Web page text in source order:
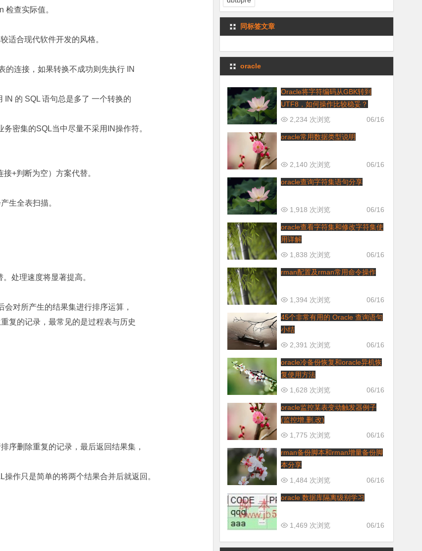
检查实际值。
适合现代软件开发的风格。
的连接，如果转换不成功则先执行 IN
的 SQL 语句总是多了 一个转换的
密集的SQL当中尽量不采用IN操作符。
+判断为空）方案代替。
生全表扫描。
处理速度将显著提高。
对所产生的结果集进行排序运算，
复的记录，最常见的是过程表与历史
序删除重复的记录，最后返回结果集，
作只是简单的将两个结果合并后就返回。
同标签文章
oracle
Oracle将字符编码从GBK转到
UTF8，如何操作比较稳妥？
06/16
2,234 次浏览
oracle常用数据类型说明
06/16
2,140 次浏览
oracle查询字符集语句分享
06/16
1,918 次浏览
oracle查看字符集和修改字符集使
用详解
06/16
1,838 次浏览
rman配置及rman常用命令操作
06/16
1,394 次浏览
45个非常有用的 Oracle 查询语句
小结
06/16
2,391 次浏览
oracle冷备份恢复和oracle异机恢
复使用方法
06/16
1,628 次浏览
oracle监控某表变动触发器例子
(监控增,删,改)
06/16
1,775 次浏览
rman备份脚本和rman增量备份脚
本分享
06/16
1,484 次浏览
oracle 数据库隔离级别学习
06/16
1,469 次浏览